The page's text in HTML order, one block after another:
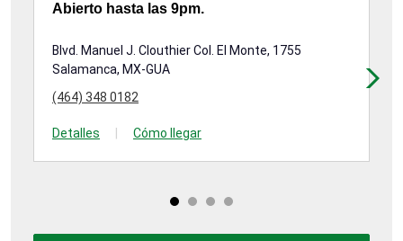
Abierto hasta las 9pm.
Blvd. Manuel J. Clouthier Col. El Monte, 1755
Salamanca, MX-GUA
(464) 348 0182
Detalles Cómo llegar